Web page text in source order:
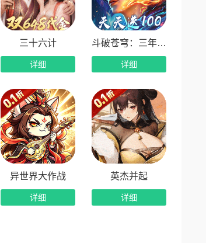
超多隐藏福利可进入游戏内解锁。
轻松征战三界！
三十六计
详细
斗破苍穹：三年之约
详细
异世界大作战
详细
英杰并起
详细